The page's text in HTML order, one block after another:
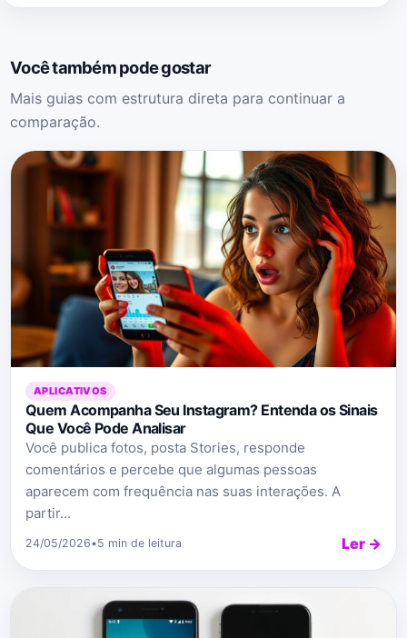
Você também pode gostar
Mais guias com estrutura direta para continuar a
comparação.
APLICATIVOS
Quem Acompanha Seu Instagram? Entenda os Sinais
Que Você Pode Analisar
Você publica fotos, posta Stories, responde
comentários e percebe que algumas pessoas
aparecem com frequência nas suas interações. A
partir...
24/05/2026•5 min de leitura Ler →